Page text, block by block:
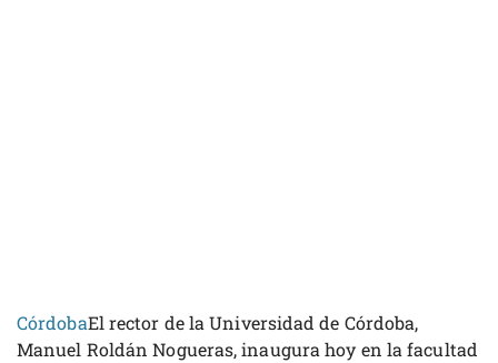
CórdobaEl rector de la Universidad de Córdoba,
Manuel Roldán Nogueras, inaugura hoy en la facultad